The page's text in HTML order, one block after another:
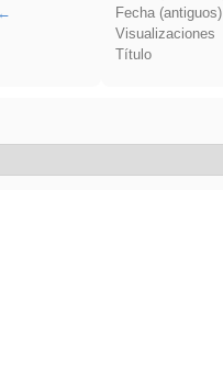
Fecha (antiguos)
Visualizaciones
Título